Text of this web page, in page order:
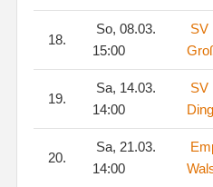
18.
So, 08.03.
15:00
SV
19.
Sa, 14.03.
14:00
SV
20.
Sa, 21.03.
14:00